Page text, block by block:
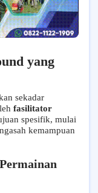
yang
sekadar
fasilitator
spesifik, mulai
kemampuan